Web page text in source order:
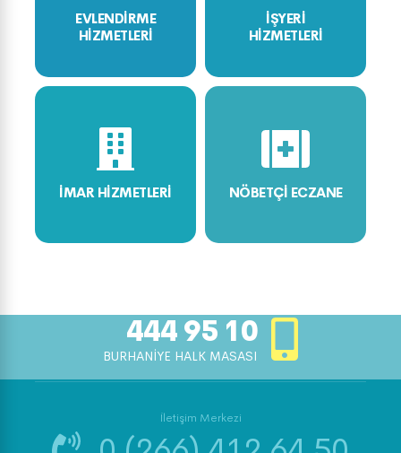
EVLENDİRME
HİZMETLERİ
İŞYERİ
HİZMETLERİ
İMAR HİZMETLERİ NÖBETÇİ ECZANE
444 95 10
BURHANİYE HALK MASASI
İletişim Merkezi